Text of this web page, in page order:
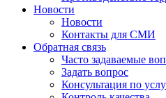
Новости
Новости
Контакты для СМИ
Обратная связь
Часто задаваемые
Задать вопрос
Консультация по